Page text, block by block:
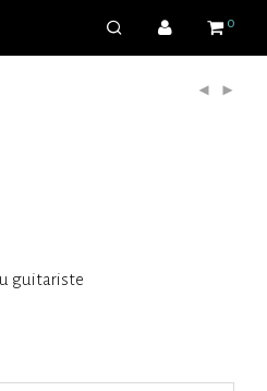
0
guitariste